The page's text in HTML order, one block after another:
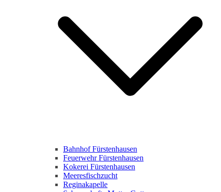
Bahnhof Fürstenhausen
Feuerwehr Fürstenhausen
Kokerei Fürstenhausen
Meeresfischzucht
Reginakapelle